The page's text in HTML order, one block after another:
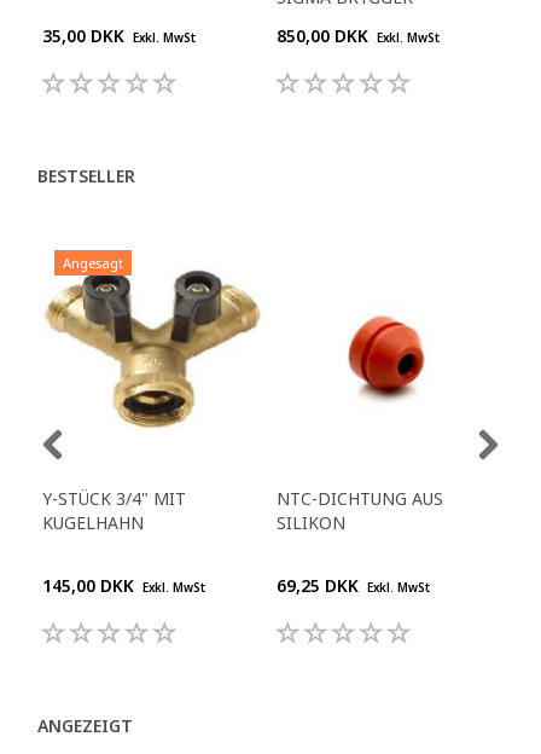
35,00 DKK Exkl. MwSt
850,00 DKK Exkl. MwSt
BESTSELLER
Angesagt
Y-STÜCK 3/4" MIT
KUGELHAHN
145,00 DKK Exkl. MwSt
NTC-DICHTUNG AUS
SILIKON
69,25 DKK Exkl. MwSt
ANGEZEIGT